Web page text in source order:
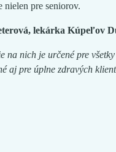
pre seniorov.
lekárka Kúpeľov
na nich je určené pre
aj pre úplne zdravých